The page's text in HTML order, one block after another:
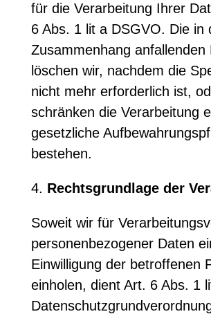
für die Verarbeitung Ihrer
6 Abs. 1 lit a DSGVO. Die in
Zusammenhang anfallenden
löschen wir, nachdem die
nicht mehr erforderlich ist,
schränken die Verarbeitung
gesetzliche
bestehen.
4. Rechtsgrundlage der
Soweit wir für
personenbezogener Daten
Einwilligung der betroffenen
einholen, dient Art. 6 Abs. 1